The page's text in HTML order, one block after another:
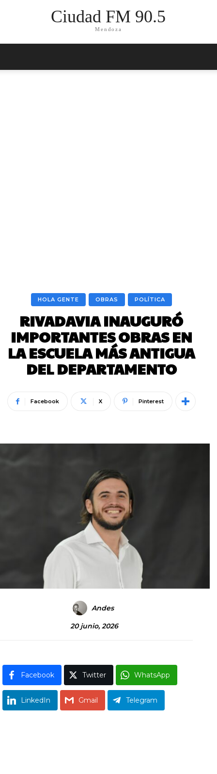
Ciudad FM 90.5
Mendoza
HOLA GENTE OBRAS POLÍTICA
RIVADAVIA INAUGURÓ
IMPORTANTES OBRAS EN
LA ESCUELA MÁS ANTIGUA
DEL DEPARTAMENTO
Facebook X Pinterest
Andes
20 junio, 2026
Facebook Twitter WhatsApp
LinkedIn Gmail Telegram